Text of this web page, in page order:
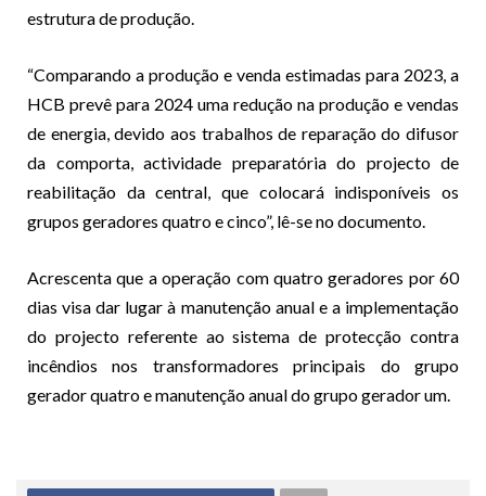
estrutura de produção.
“Comparando a produção e venda estimadas para 2023, a
HCB prevê para 2024 uma redução na produção e vendas
de energia, devido aos trabalhos de reparação do difusor
da comporta, actividade preparatória do projecto de
reabilitação da central, que colocará indisponíveis os
grupos geradores quatro e cinco”, lê-se no documento.
Acrescenta que a operação com quatro geradores por 60
dias visa dar lugar à manutenção anual e a implementação
do projecto referente ao sistema de protecção contra
incêndios nos transformadores principais do grupo
gerador quatro e manutenção anual do grupo gerador um.